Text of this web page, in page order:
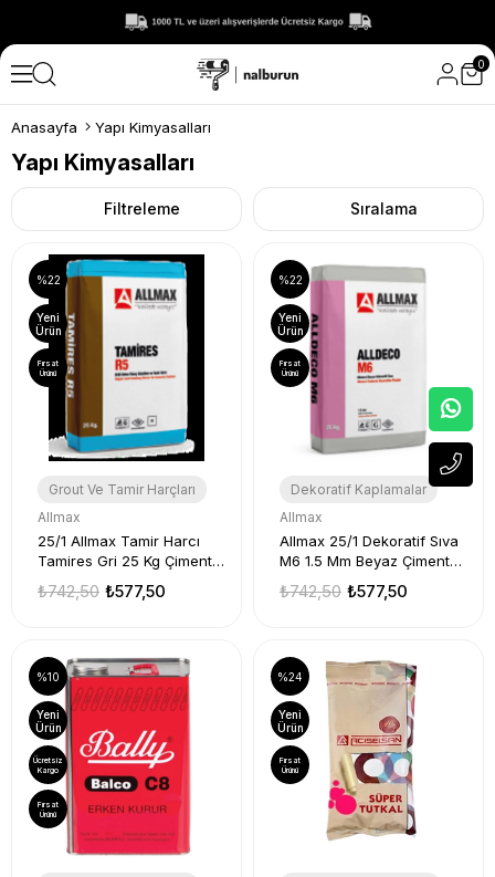
0
Anasayfa Yapı Kimyasalları
Yapı Kimyasalları
Filtreleme Sıralama
Grout Ve Tamir Harçları
Allmax
25/1 Allmax Tamir Harcı
Tamires Gri 25 Kg Çimento
₺577,50
₺742,50
%22
Yeni
Ürün
Fırsat
Ürünü
Dekoratif Kaplamalar
Allmax
Allmax 25/1 Dekoratif Sıva
M6 1.5 Mm Beyaz Çimento
₺577,50
₺742,50
%22
Yeni
Ürün
Fırsat
Ürünü
%10
Yeni
Ürün
Ücretsiz
Kargo
Fırsat
Ürünü
%24
Yeni
Ürün
Fırsat
Ürünü